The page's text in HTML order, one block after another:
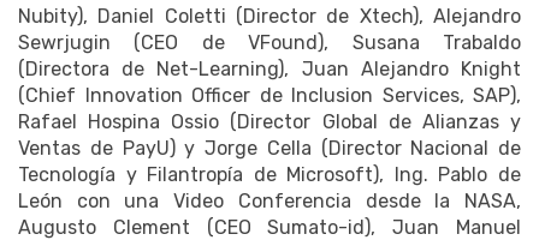
Nubity), Daniel Coletti (Director de Xtech), Alejandro
Sewrjugin (CEO de VFound), Susana Trabaldo
(Directora de Net-Learning), Juan Alejandro Knight
(Chief Innovation Officer de Inclusion Services, SAP),
Rafael Hospina Ossio (Director Global de Alianzas y
Ventas de PayU) y Jorge Cella (Director Nacional de
Tecnología y Filantropía de Microsoft), Ing. Pablo de
León con una Video Conferencia desde la NASA,
Augusto Clement (CEO Sumato-id), Juan Manuel